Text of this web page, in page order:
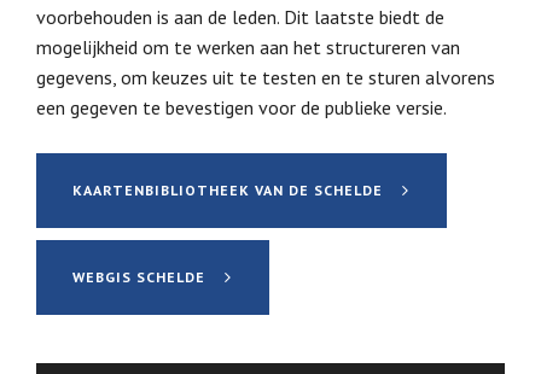
voorbehouden is aan de leden. Dit laatste biedt de
mogelijkheid om te werken aan het structureren van
gegevens, om keuzes uit te testen en te sturen alvorens
een gegeven te bevestigen voor de publieke versie.
KAARTENBIBLIOTHEEK VAN DE SCHELDE
WEBGIS SCHELDE